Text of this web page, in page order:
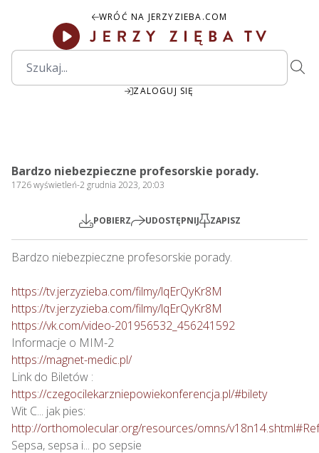
WRÓĆ NA JERZYZIEBA.COM
ZALOGUJ SIĘ
Play
Bardzo niebezpieczne profesorskie porady.
1726wyświetleń-2 grudnia 2023, 20:03
POBIERZ UDOSTĘPNIJ ZAPISZ
Bardzo niebezpieczne profesorskie porady.
https://tv.jerzyzieba.com/filmy/lqErQyKr8M
https://tv.jerzyzieba.com/filmy/lqErQyKr8M
https://vk.com/video-201956532_456241592
https://magnet-medic.pl/
https://czegocilekarzniepowiekonferencja.pl/#bilety
http://orthomolecular.org/resources/omns/